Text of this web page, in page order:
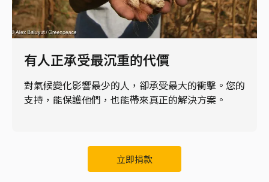
有人正承受最沉重的代價
對氣候變化影響最少的人，卻承受最大的衝擊。您的
支持，能保護他們，也能帶來真正的解決方案。
立即捐款